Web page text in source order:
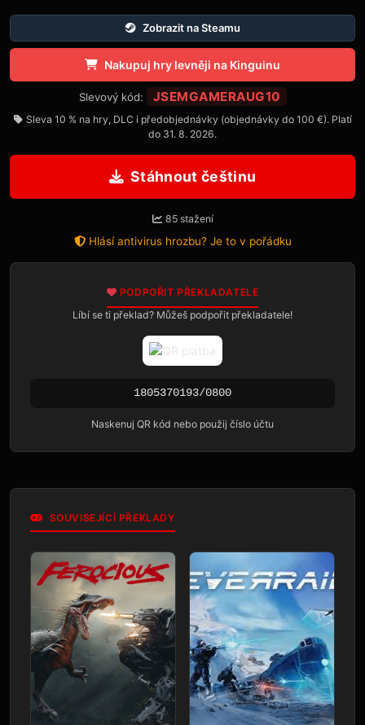
Zobrazit na Steamu
Nakupuj hry levněji na Kinguinu
Slevový kód: JSEMGAMERAUG10
Sleva 10 % na hry, DLC i předobjednávky (objednávky do 100 €). Platí
do 31. 8. 2026.
Stáhnout češtinu
85 stažení
Hlásí antivirus hrozbu? Je to v pořádku
PODPOŘIT PŘEKLADATELE
Líbí se ti překlad? Můžeš podpořit překladatele!
1805370193/0800
Naskenuj QR kód nebo použij číslo účtu
SOUVISEJÍCÍ PŘEKLADY